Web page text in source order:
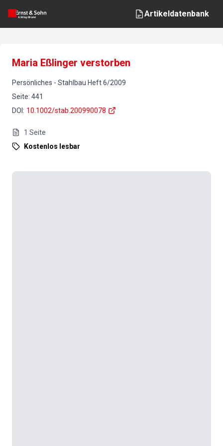
Artikeldatenbank
Maria Eßlinger verstorben
Persönliches - Stahlbau Heft6/2009
Seite: 441
DOI : 10.1002/stab.200990078
1 Seite
Kostenlos lesbar